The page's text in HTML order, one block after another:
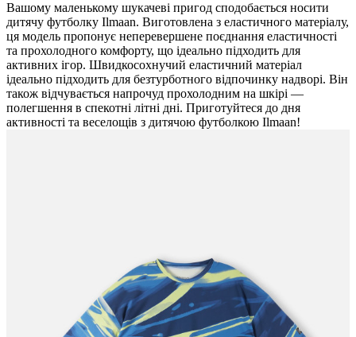
Вашому маленькому шукачеві пригод сподобається носити
дитячу футболку Ilmaan. Виготовлена ​​з еластичного матеріалу,
ця модель пропонує неперевершене поєднання еластичності
та прохолодного комфорту, що ідеально підходить для
активних ігор. Швидкосохнучий еластичний матеріал
ідеально підходить для безтурботного відпочинку надворі. Він
також відчувається напрочуд прохолодним на шкірі —
полегшення в спекотні літні дні. Приготуйтеся до дня
активності та веселощів з дитячою футболкою Ilmaan!